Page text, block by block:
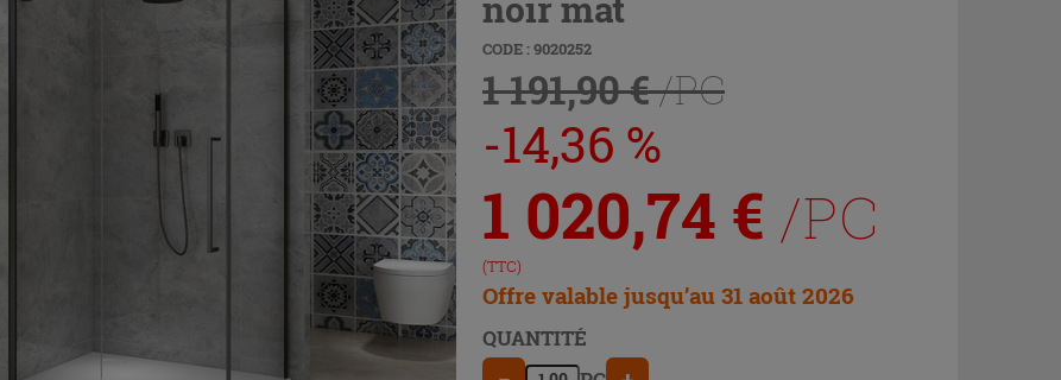
CODE : 9020252
1 191,90 €/PC
-14,36 %
1 020,74 € /PC
(TTC)
Offre valable jusqu’au 31 août 2026
QUANTITÉ